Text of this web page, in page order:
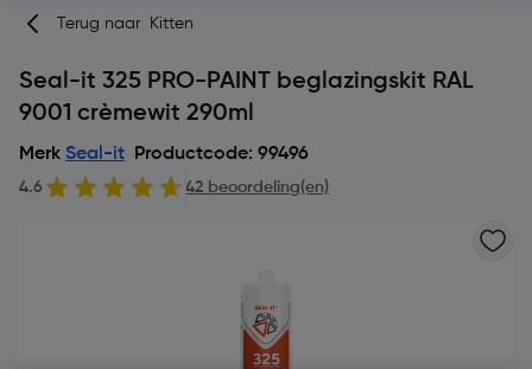
Terug naar Kitten
Seal-it 325 PRO-PAINT beglazingskit RAL
9001 crèmewit 290ml
Merk Seal-it Productcode: 99496
4.6 42 beoordeling(en)